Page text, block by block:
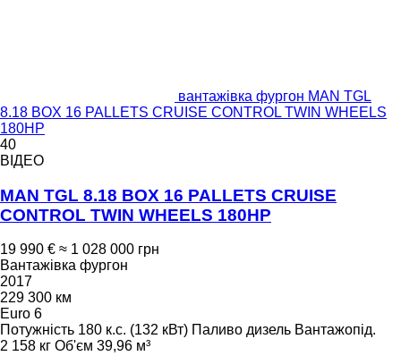
вантажівка фургон MAN TGL
8.18 BOX 16 PALLETS CRUISE CONTROL TWIN WHEELS
180HP
40
ВІДЕО
MAN TGL 8.18 BOX 16 PALLETS CRUISE
CONTROL TWIN WHEELS 180HP
19 990 € ≈ 1 028 000 грн
Вантажівка фургон
2017
229 300 км
Euro 6
Потужність 180 к.с. (132 кВт) Паливо дизель Вантажопід.
2 158 кг Об'єм 39,96 м³